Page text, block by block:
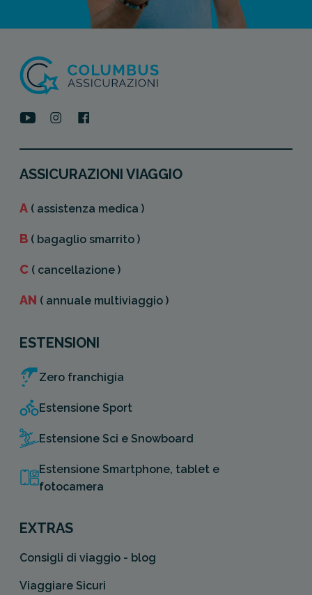
ASSICURAZIONI VIAGGIO
A ( assistenza medica )
B ( bagaglio smarrito )
C ( cancellazione )
AN ( annuale multiviaggio )
ESTENSIONI
Zero franchigia
Estensione Sport
Estensione Sci e Snowboard
Estensione Smartphone, tablet e
fotocamera
EXTRAS
Consigli di viaggio - blog
Viaggiare Sicuri